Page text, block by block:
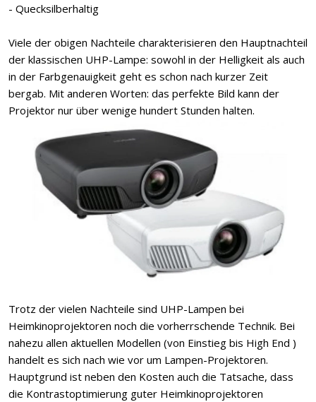
- Quecksilberhaltig
Viele der obigen Nachteile charakterisieren den Hauptnachteil
der klassischen UHP-Lampe: sowohl in der Helligkeit als auch
in der Farbgenauigkeit geht es schon nach kurzer Zeit
bergab. Mit anderen Worten: das perfekte Bild kann der
Projektor nur über wenige hundert Stunden halten.
Trotz der vielen Nachteile sind UHP-Lampen bei
Heimkinoprojektoren noch die vorherrschende Technik. Bei
nahezu allen aktuellen Modellen (von Einstieg bis High End )
handelt es sich nach wie vor um Lampen-Projektoren.
Hauptgrund ist neben den Kosten auch die Tatsache, dass
die Kontrastoptimierung guter Heimkinoprojektoren